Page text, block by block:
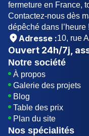
fermeture en France,
Contactez-nous dès
dépêché dans l’heure !
Adresse :10, rue
Ouvert 24h/7j ,
Notre société
À propos
Galerie des projets
Blog
Table des prix
Plan du site
Nos spécialités